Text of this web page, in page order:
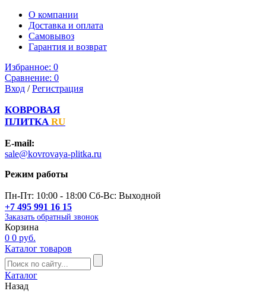
О компании
Доставка и оплата
Самовывоз
Гарантия и возврат
Избранное: 0
Сравнение: 0
Вход /Регистрация
КОВРОВАЯ
ПЛИТКА RU
E-mail:
sale@kovrovaya-plitka.ru
Режим работы
Пн-Пт: 10:00 - 18:00 Сб-Вс: Выходной
+7 495 991 16 15
Заказать обратный звонок
Корзина
0 0 руб.
Каталог товаров
Каталог
Назад